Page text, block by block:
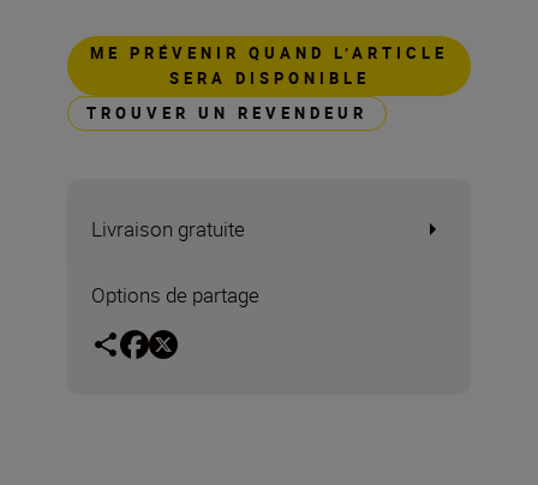
ME PRÉVENIR QUAND L’ARTICLE
SERA DISPONIBLE
TROUVER UN REVENDEUR
Livraison gratuite
Options de partage